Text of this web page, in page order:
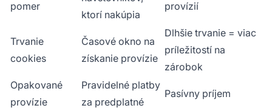
pomer
ktorí nakúpia
provízií
Trvanie
cookies
Časové okno na
získanie provízie
Dlhšie trvanie = viac
príležitostí na
zárobok
Opakované
provízie
Pravidelné platby
za predplatné
Pasívny príjem